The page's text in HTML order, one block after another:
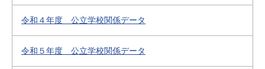
令和４年度 公立学校関係データ
令和５年度 公立学校関係データ